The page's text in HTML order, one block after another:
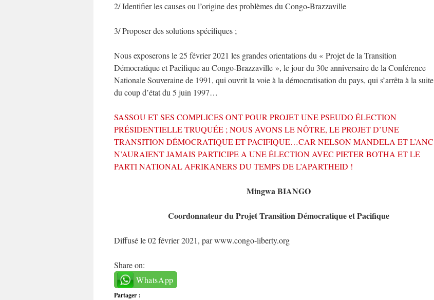
2/ Identifier les causes ou l’origine des problèmes du Congo-Brazzaville
3/ Proposer des solutions spécifiques ;
Nous exposerons le 25 février 2021 les grandes orientations du « Projet de la Transition
Démocratique et Pacifique au Congo-Brazzaville », le jour du 30e anniversaire de la Conférence
Nationale Souveraine de 1991, qui ouvrit la voie à la démocratisation du pays, qui s’arrêta à la suite
du coup d’état du 5 juin 1997…
SASSOU ET SES COMPLICES ONT POUR PROJET UNE PSEUDO ÉLECTION
PRÉSIDENTIELLE TRUQUÉE ; NOUS AVONS LE NÔTRE, LE PROJET D’UNE
TRANSITION DÉMOCRATIQUE ET PACIFIQUE…CAR NELSON MANDELA ET L’ANC
N’AURAIENT JAMAIS PARTICIPE A UNE ÉLECTION AVEC PIETER BOTHA ET LE
PARTI NATIONAL AFRIKANERS DU TEMPS DE L’APARTHEID !
Mingwa BIANGO
Coordonnateur du Projet Transition Démocratique et Pacifique
Diffusé le 02 février 2021, par www.congo-liberty.org
Share on:
WhatsApp
Partager :